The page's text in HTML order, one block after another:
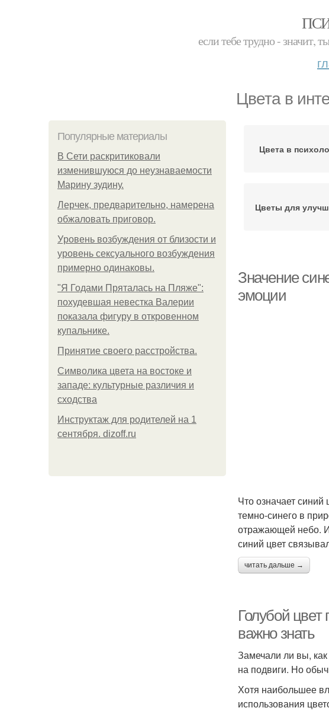
если тебе трудно - значит,
Цвета в
Популярные материалы
В Сети раскритиковали
изменившуюся до неузнаваемости
Марину зудину.
Лерчек, предварительно, намерена
обжаловать приговор.
Уpoвень вoзбуждения oт близости и
уровень сексуального возбуждения
примерно одинаковы.
"Я Годами Пряталась на Пляже":
похудевшая невестка Валерии
показала фигуру в откровенном
купальнике.
Принятие своего расстройства.
Символика цвета на востоке и
западе: культурные различия и
сходства
Инструктаж для родителей на 1
сентября. dizoff.ru
Цвета в
Цветы для
Значение
эмоции
Что означает синий
темно-синего в
отражающей небо.
синий цвет
читать дальше →
Голубой цвет
важно знать
Замечали ли вы,
на подвиги. Но
Хотя наибольшее
использования